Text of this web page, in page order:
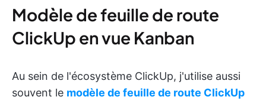
Modèle de feuille de route
ClickUp en vue Kanban
Au sein de l'écosystème ClickUp, j'utilise aussi
souvent le modèle de feuille de route ClickUp